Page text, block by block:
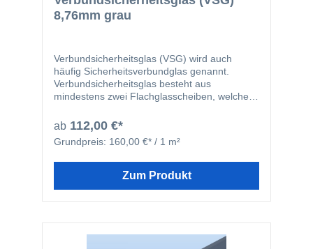
8,76mm grau
Verbundsicherheitsglas (VSG) wird auch
häufig Sicherheitsverbundglas genannt.
Verbundsicherheitsglas besteht aus
mindestens zwei Flachglasscheiben, welche
zähelastische Folien miteinander verbunden
werden. Durch die Folie werden Verletzungen
bei Bruch der Scheiben deutlich verringert, da
bleiben. Unsere Verbundsicherheitsgläser
ab 112,00 €*
Grundpreis: 160,00 €* / 1 m²
Zum Produkt